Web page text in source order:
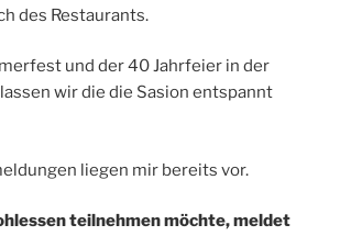
des Restaurants.
und der 40 Jahrfeier in der
wir die die Sasion entspannt
liegen mir bereits vor.
teilnehmen möchte, meldet